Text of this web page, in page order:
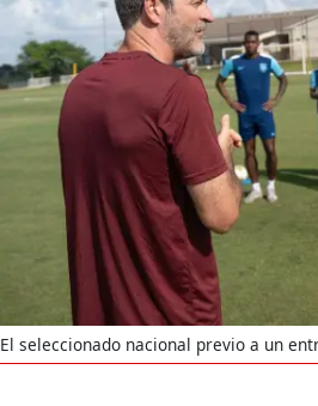
El seleccionado nacional previo a un